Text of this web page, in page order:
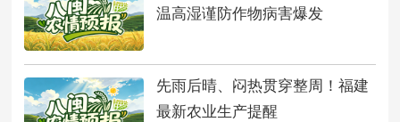
温高湿谨防作物病害爆发
先雨后晴、闷热贯穿整周！福建
最新农业生产提醒